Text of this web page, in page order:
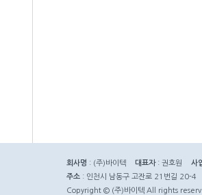
회사명 : (주)바이텍 대표자: 권호원
사
주소 : 인천시 남동구 고잔로 21번길 20-4
Copyright © (주)바이텍 All rights